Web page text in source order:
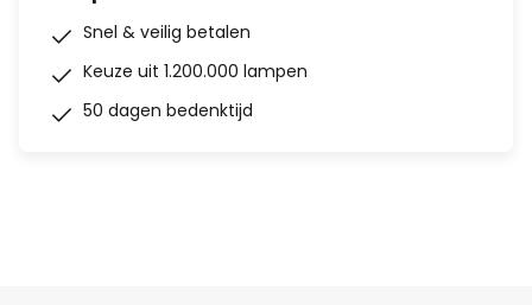
Snel & veilig betalen
Keuze uit 1.200.000 lampen
50 dagen bedenktijd